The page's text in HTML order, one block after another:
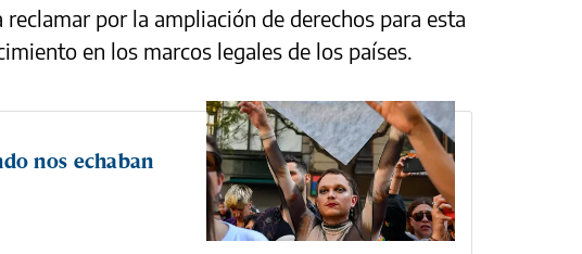
reclamar por la ampliación de derechos para esta
en los marcos legales de los países.
nos echaban